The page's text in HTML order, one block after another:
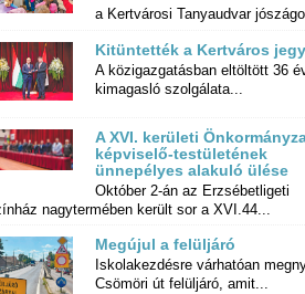
a Kertvárosi Tanyaudvar
Kitüntették a Kertváros
A közigazgatásban eltöltött 36
kimagasló szolgálata...
A XVI. kerületi
képviselő-
ünnepélyes alakuló ülése
Október 2-án az Erzsébetligeti
nagytermében került sor a XVI.44...
Megújul a felüljáró
Iskolakezdésre várhatóan
Csömöri út felüljáró, amit...